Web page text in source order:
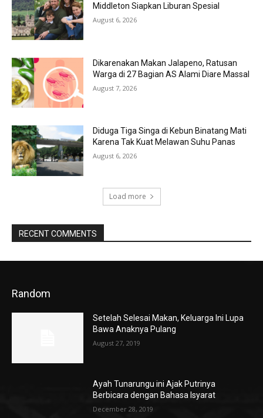
Middleton Siapkan Liburan Spesial
August 6, 2026
Dikarenakan Makan Jalapeno, Ratusan
Warga di 27 Bagian AS Alami Diare Massal
August 7, 2026
Diduga Tiga Singa di Kebun Binatang Mati
Karena Tak Kuat Melawan Suhu Panas
August 6, 2026
Load more
RECENT COMMENTS
Random
Setelah Selesai Makan, Keluarga Ini Lupa
Bawa Anaknya Pulang
August 27, 2019
Ayah Tunarungu ini Ajak Putrinya
Berbicara dengan Bahasa Isyarat
December 28, 2019